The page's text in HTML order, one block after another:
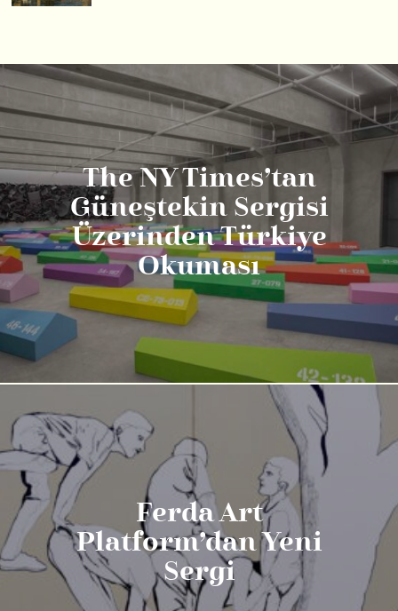
The NY Times’tan
Güneştekin Sergisi
Üzerinden Türkiye
Okuması
Ferda Art
Platform’dan Yeni
Sergi